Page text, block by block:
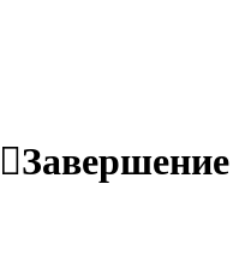
Завершение